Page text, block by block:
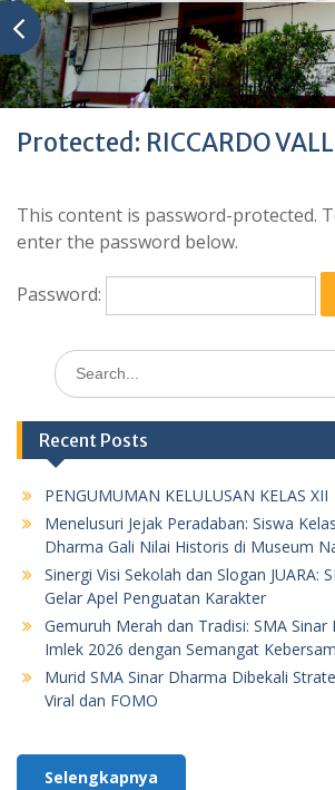
Protected: RICCARDO
This content is password-protected.
enter the password below.
Password:
Search
for:
Recent Posts
PENGUMUMAN KELULUSAN KELAS XII
Menelusuri Jejak Peradaban: Siswa
Dharma Gali Nilai Historis di Museum
Sinergi Visi Sekolah dan Slogan JUARA:
Gelar Apel Penguatan Karakter
Gemuruh Merah dan Tradisi: SMA Sinar
Imlek 2026 dengan Semangat
Murid SMA Sinar Dharma Dibekali
Viral dan FOMO
Selengkapnya